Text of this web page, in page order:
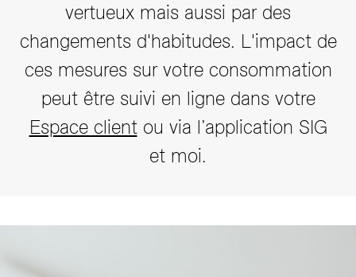
vertueux mais aussi par des
changements d'habitudes. L'impact de
ces mesures sur votre consommation
peut être suivi en ligne dans votre
Espace clientou via l’application SIG
et moi.